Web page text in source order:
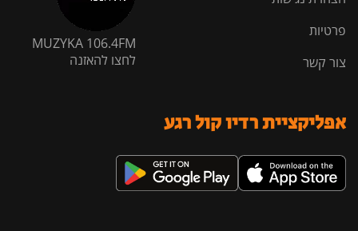
פרטיות
צור קשר
MUZYKA 106.4FM
לחצו להאזנה
אפליקציית רדיו קול רגע